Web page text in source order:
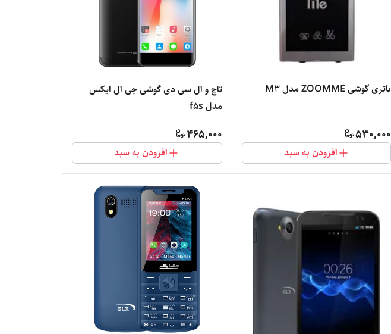
باتری گوشی ZOOMME مدل M3
530,000
افزودن به سبد
تاچ و ال سی دی گوشی جی ال ایکس
مدل f5s
465,000
افزودن به سبد